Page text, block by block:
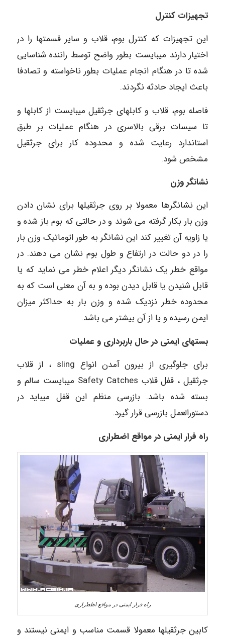
تجهیزات کنترل
این تجهیزات که کنترل بوم، قلاب و سایر قسمتها را در
اختیار دارند میبایست بطور واضح توسط راننده شناسایی
شده تا در هنگام انجام عملیات بطور ناخواسته و تصادفا
باعث ایجاد حادثه نگردند.
فاصله بوم، قلاب و کابلهای جرثقیل میبایست از کابلها و
تا سیسات برقی بالاسری در هنگام عملیات بر طبق
استاندارد رعایت شده و محدوده کار برای جرثقیل
مشخص شود.
نشانگر وزن
این نشانگرها معمولا بر روی جرثقیلها برای نشان دادن
وزن بار بکار گرفته می شوند و در حالتی که بوم باز شده و
یا زاویه آن تغییر کند این نشانگر به طور اتوماتیک وزن بار
را در دو حالت در ارتفاع و طول بوم نشان می دهند. در
مواقع خطر یک نشانگر دیگر اعلام خطر می نماید که یا
قابل شنیدن یا قابل دیدن بوده و به آن معنی است که به
محدوده خطر نزدیک شده و وزن بار به حداکثر میزان
ایمن رسیده و یا از آن بیشتر می باشد.
بستهای ایمنی در حال باربرداری و عملیات
برای جلوگیری از بیرون آمدن انواع sling ، از قلاب
جرثقیل ، قفل قلاب Safety Catches میبایست سالم و
بسته شده باشد. بازرسی منظم این قفل میباید در
دستورالعمل بازرسی قرار گیرد.
راه فرار ایمنی در مواقع اضطراری
راه فرار ایمنی در مواقع اظطراری
کابین جرثقیلها معمولا قسمت مناسب و ایمنی نیستند و